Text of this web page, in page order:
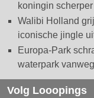
koningin
Walibi Holland
iconische jingle
Europa-Park
waterpark
Volg Looopings